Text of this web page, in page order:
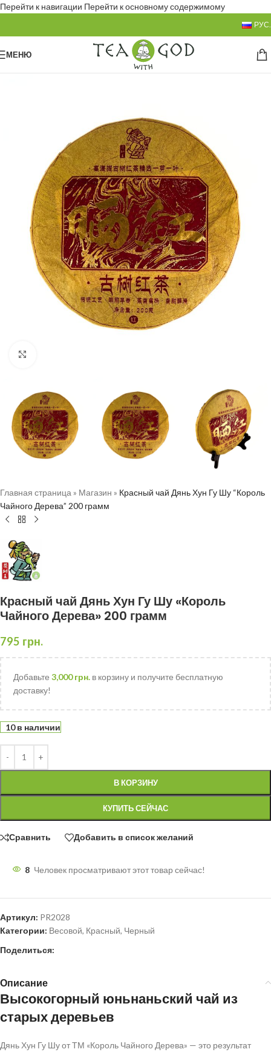
Перейти к навигации Перейти к основному содержимому
РУС.
МЕНЮ
Главная страница » Магазин » Красный чай Дянь Хун Гу Шу “Король
Чайного Дерева” 200 грамм
Красный чай Дянь Хун Гу Шу «Король
Чайного Дерева» 200 грамм
795 грн.
Добавьте 3,000грн. в корзину и получите бесплатную
доставку!
10 в наличии
В КОРЗИНУ
КУПИТЬ СЕЙЧАС
Сравнить Добавить в список желаний
8 Человек просматривают этот товар сейчас!
Артикул: PR2028
Категории: Весовой, Красный, Черный
Поделиться:
Описание
Высокогорный юньнаньский чай из
старых деревьев
Дянь Хун Гу Шу от ТМ «Король Чайного Дерева» — это результат